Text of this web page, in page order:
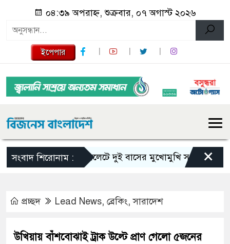
০৪:৩৯ অপরাহ্ন, শুক্রবার, ০৭ অগাস্ট ২০২৬
ইপেপার
সংবাদ শিরোনাম :সিলেটে দুই বাসের মুখোমুখি সংঘর্ষে নিহত
×
প্রচ্ছদ Lead News, ব্রেকিং,সারাদেশ
উখিয়ায় বাঁশবোঝাই ট্রাক উল্টে প্রাণ গেলো ৫জনের